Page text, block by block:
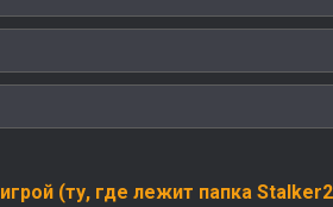
(ту, где лежит папка